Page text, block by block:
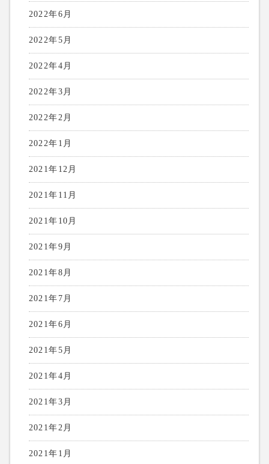
2022年6月
2022年5月
2022年4月
2022年3月
2022年2月
2022年1月
2021年12月
2021年11月
2021年10月
2021年9月
2021年8月
2021年7月
2021年6月
2021年5月
2021年4月
2021年3月
2021年2月
2021年1月